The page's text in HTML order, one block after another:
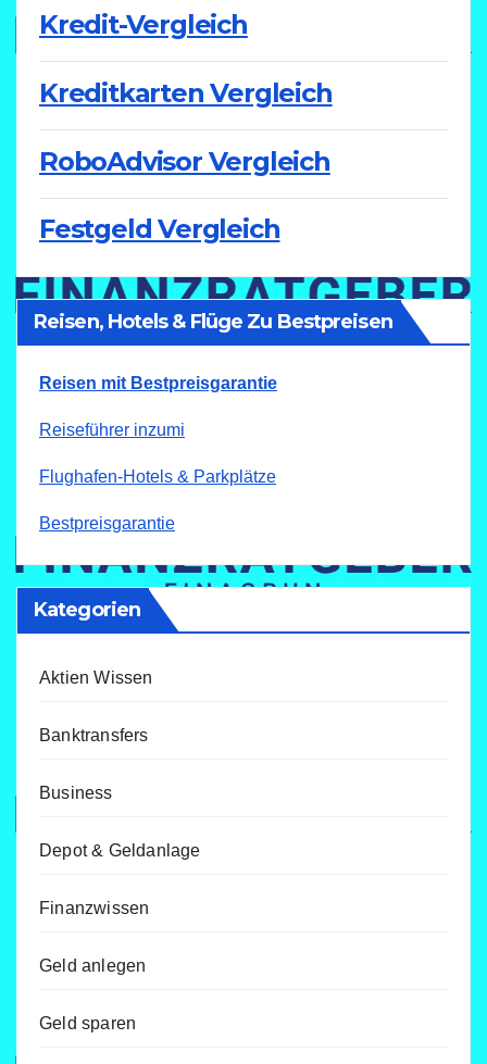
Kredit-Vergleich
Kreditkarten Vergleich
RoboAdvisor Vergleich
Festgeld Vergleich
Reisen, Hotels & Flüge Zu Bestpreisen
Reisen mit Bestpreisgarantie
Reiseführer inzumi
Flughafen-Hotels & Parkplätze
Bestpreisgarantie
Kategorien
Aktien Wissen
Banktransfers
Business
Depot & Geldanlage
Finanzwissen
Geld anlegen
Geld sparen